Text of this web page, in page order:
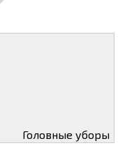
Головные уборы